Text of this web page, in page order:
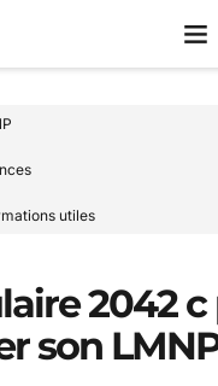
utiles
2042 c
son